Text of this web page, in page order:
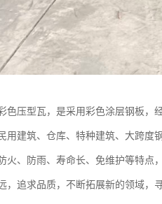
色压型瓦，是采用彩色涂层钢板，
用建筑、仓库、特种建筑、大跨度
火、防雨、寿命长、免维护等特点
，追求品质，不断拓展新的领域，